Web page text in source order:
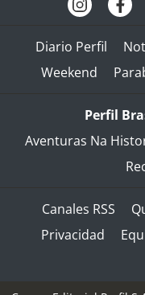
Diario Perfil
Weekend
Perfil
Aventuras Na
Canales RSS
Privacidad